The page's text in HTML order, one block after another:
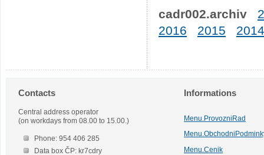
cadr002.archiv
2016
2015 2014
Contacts
Central address operator
(on workdays from 08.00 to 15.00.)
Phone: 954 406 285
Data box ČP: kr7cdry
Informations
Menu.ProvozniRad
Menu.Cenik